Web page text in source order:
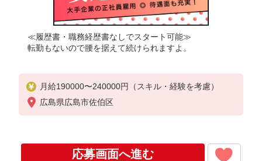
≪履歴書・職務経歴書なしでスタート可能≫
転勤もないので腰を据えて続けられますよ。
月給190000〜240000円（スキル・経験を考慮）
広島県広島市佐伯区
応募画面へ進む